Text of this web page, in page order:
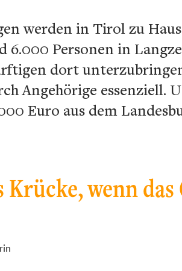
werden in Tirol zu
6.000 Personen in
dort
Angehörige essenziell.
Euro aus dem
wenn das